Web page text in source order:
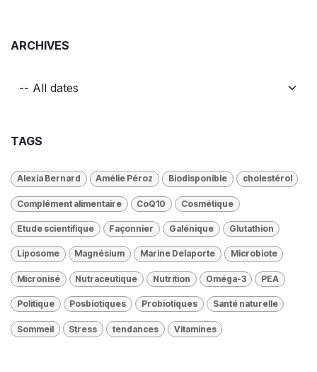
ARCHIVES
TAGS
Alexia Bernard Amélie Péroz Biodisponible cholestérol
Complément alimentaire CoQ10 Cosmétique
Etude scientifique Façonnier Galénique Glutathion
Liposome Magnésium Marine Delaporte Microbiote
Micronisé Nutraceutique Nutrition Oméga-3 PEA
Politique Posbiotiques Probiotiques Santé naturelle
Sommeil Stress tendances Vitamines